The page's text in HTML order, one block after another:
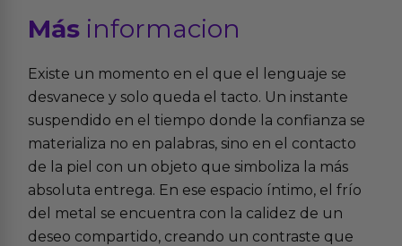
Más informacion
Existe un momento en el que el lenguaje se
desvanece y solo queda el tacto. Un instante
suspendido en el tiempo donde la confianza se
materializa no en palabras, sino en el contacto
de la piel con un objeto que simboliza la más
absoluta entrega. En ese espacio íntimo, el frío
del metal se encuentra con la calidez de un
deseo compartido, creando un contraste que